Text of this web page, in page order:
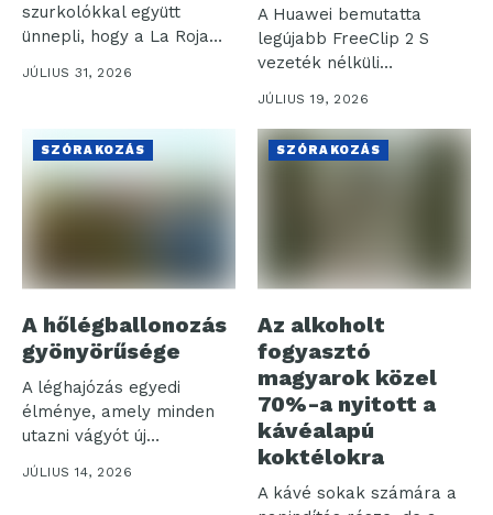
szurkolókkal együtt
ünnepli, hogy a La Roja
(spanyol...
JÚLIUS 31, 2026
A Huawei bemutatta
legújabb FreeClip 2 S
vezeték nélküli
fülhallgatóját, amely a...
JÚLIUS 19, 2026
SZÓRAKOZÁS
A hőlégballonozás
gyönyörűsége
A léghajózás egyedi
élménye, amely minden
utazni vágyót új
gazdagít. Ebben...
JÚLIUS 14, 2026
SZÓRAKOZÁS
Az alkoholt
fogyasztó
magyarok közel
70%-a nyitott a
kávéalapú
koktélokra
A kávé sokak számára a